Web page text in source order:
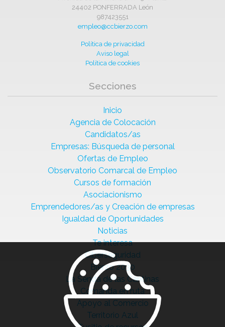
24402 PONFERRADA León
987423551
empleo@ccbierzo.com
Política de privacidad
Aviso legal
Política de cookies
Secciones
Inicio
Agencia de Colocación
Candidatos/as
Empresas: Búsqueda de personal
Ofertas de Empleo
Observatorio Comarcal de Empleo
Cursos de formación
Asociacionismo
Emprendedores/as y Creación de empresas
Igualdad de Oportunidades
Noticias
Te interesa
Ciberseguridad
Bierzo 2030
La Senda de las Cantinas
Comanda en ruta
Apoyo al Comercio
Territorio Azul